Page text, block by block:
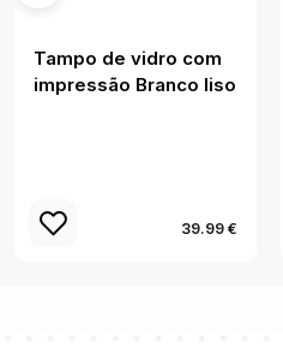
Tampo de vidro com
impressão Branco liso
39.99 €